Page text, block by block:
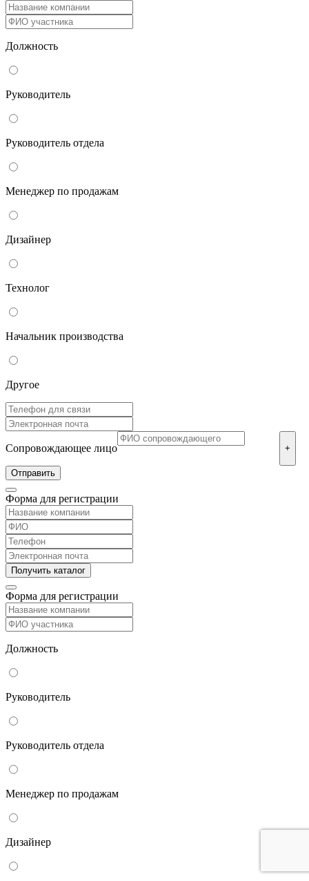
Должность
Руководитель
Руководитель отдела
Менеджер по продажам
Дизайнер
Технолог
Начальник производства
Другое
Сопровождающее лицо +
Форма для регистрации
Форма для регистрации
Должность
Руководитель
Руководитель отдела
Менеджер по продажам
Дизайнер